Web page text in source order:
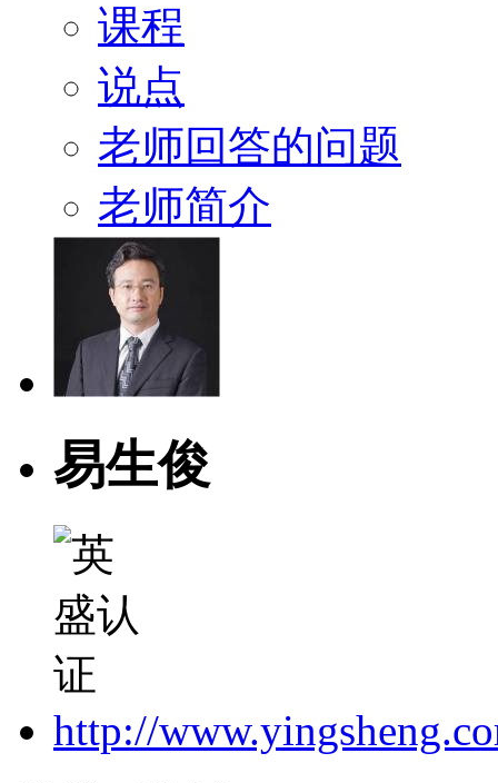
课程
说点
老师回答的问题
老师简介
易生俊
http://